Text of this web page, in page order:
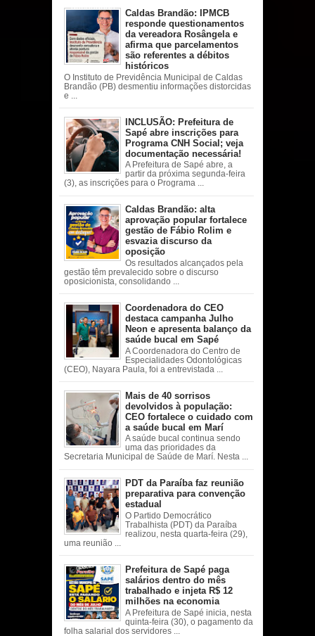
acessadas
Caldas Brandão: IPMCB
responde questionamentos
da vereadora Rosângela e
afirma que parcelamentos
são referentes a débitos
históricos
O Instituto de Previdência Municipal de Caldas
Brandão (PB) desmentiu informações distorcidas
e ...
INCLUSÃO: Prefeitura de
Sapé abre inscrições para
Programa CNH Social; veja
documentação necessária!
A Prefeitura de Sapé abre, a
partir da próxima segunda-feira
(3), as inscrições para o Programa ...
Caldas Brandão: alta
aprovação popular fortalece
gestão de Fábio Rolim e
esvazia discurso da
oposição
Os resultados alcançados pela
gestão têm prevalecido sobre o discurso
oposicionista, consolidando ...
Coordenadora do CEO
destaca campanha Julho
Neon e apresenta balanço da
saúde bucal em Sapé
A Coordenadora do Centro de
Especialidades Odontológicas
(CEO), Nayara Paula, foi a entrevistada ...
Mais de 40 sorrisos
devolvidos à população:
CEO fortalece o cuidado com
a saúde bucal em Marí
A saúde bucal continua sendo
uma das prioridades da
Secretaria Municipal de Saúde de Marí. Nesta ...
PDT da Paraíba faz reunião
preparativa para convenção
estadual
O Partido Democrático
Trabalhista (PDT) da Paraíba
realizou, nesta quarta-feira (29),
uma reunião ...
Prefeitura de Sapé paga
salários dentro do mês
trabalhado e injeta R$ 12
milhões na economia
A Prefeitura de Sapé inicia, nesta
quinta-feira (30), o pagamento da
folha salarial dos servidores ...